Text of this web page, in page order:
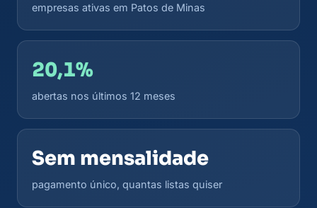
empresas ativas em Patos de Minas
20,1%
abertas nos últimos 12 meses
Sem mensalidade
pagamento único, quantas listas quiser